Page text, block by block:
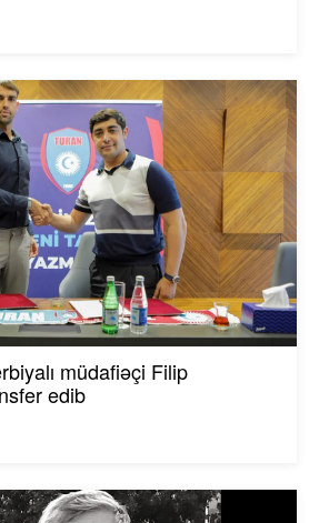
müdafiəçi Filip
edib